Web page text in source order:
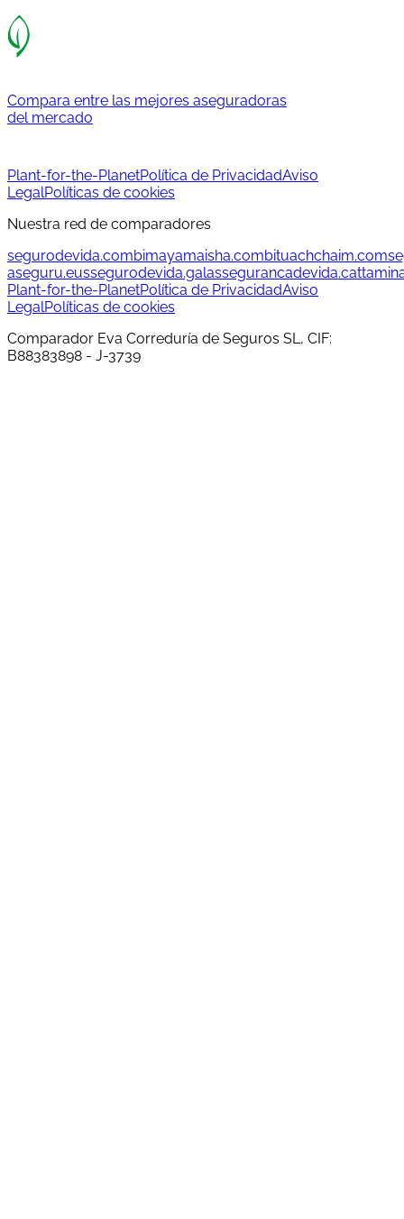
Compara entre las mejores aseguradoras
del mercado
Plant-for-the-PlanetPolítica de PrivacidadAviso
LegalPolíticas de cookies
Nuestra red de comparadores
segurodevida.combimayamaisha.combituachchaim.com
aseguru.eussegurodevida.galassegurancadevida.cat
Plant-for-the-PlanetPolítica de PrivacidadAviso
LegalPolíticas de cookies
Comparador Eva Correduría de Seguros SL, CIF:
B88383898 - J-3739